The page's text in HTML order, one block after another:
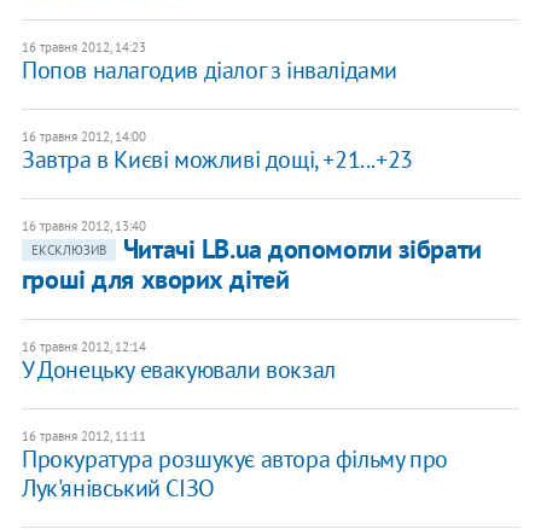
16 травня 2012, 14:23
Попов налагодив діалог з інвалідами
16 травня 2012, 14:00
Завтра в Києві можливі дощі, +21...+23
16 травня 2012, 13:40
ЕКСКЛЮЗИВ
Читачі LB.ua допомогли зібрати
гроші для хворих дітей
16 травня 2012, 12:14
У Донецьку евакуювали вокзал
16 травня 2012, 11:11
Прокуратура розшукує автора фільму про
Лук'янівський СІЗО